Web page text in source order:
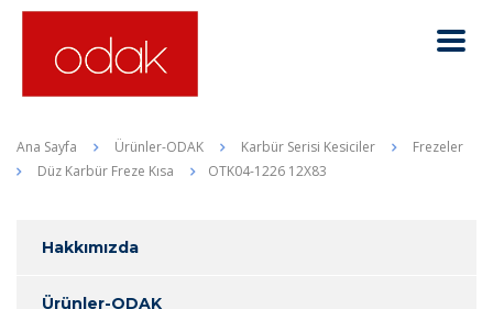
Ana Sayfa Ürünler-ODAK Karbür Serisi Kesiciler
Frezeler
Düz Karbür Freze Kısa
OTK04-1226 12X83
Hakkımızda
Ürünler-ODAK